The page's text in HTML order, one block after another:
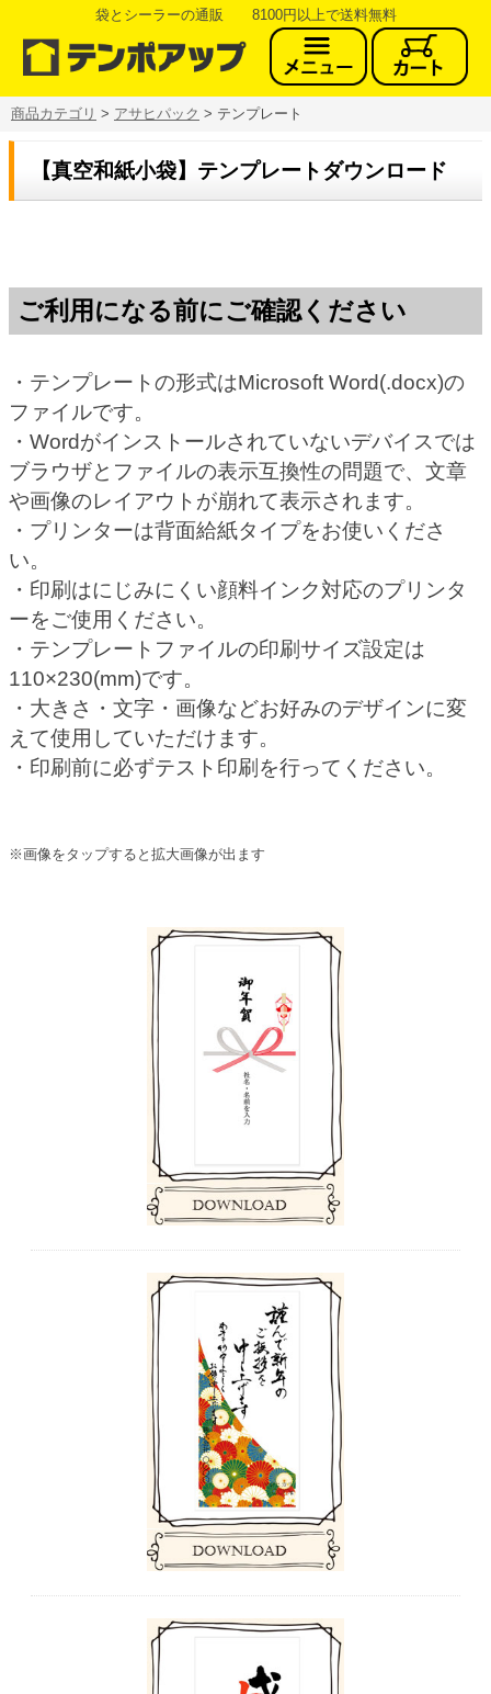
袋とシーラーの通販 8100円以上で送料無料
商品カテゴリ > アサヒパック > テンプレート
【真空和紙小袋】テンプレートダウンロード
ご利用になる前にご確認ください
・テンプレートの形式はMicrosoft Word(.docx)の
ファイルです。
・Wordがインストールされていないデバイスでは
ブラウザとファイルの表示互換性の問題で、文章
や画像のレイアウトが崩れて表示されます。
・プリンターは背面給紙タイプをお使いくださ
い。
・印刷はにじみにくい顔料インク対応のプリンタ
ーをご使用ください。
・テンプレートファイルの印刷サイズ設定は
110×230(mm)です。
・大きさ・文字・画像などお好みのデザインに変
えて使用していただけます。
・印刷前に必ずテスト印刷を行ってください。
※画像をタップすると拡大画像が出ます